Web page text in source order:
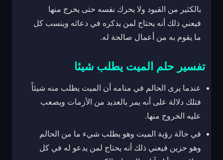
بالكثير من القيود ولا يحرك نفسه حتى يخرج منها
فيعني ذلك أنه يحتاج لمن يذكره في دعائه وينسب كل
ما يقوم به من أعمال صالحة له.
تفسير حلم الميت يطلب شيئا
عندما يرى الحالم في منامه أن الميت يطلب منه شيئاً
فتلك دلالة على أنه يمر بالعديد من الأزمات ويصعب
عليه الخروج منها.
في حالة رؤية الميت وهو يطلب شيء ما من الحالم
وهو حزين فيعني ذلك أنه يحتاج لمن يدعو له في كل